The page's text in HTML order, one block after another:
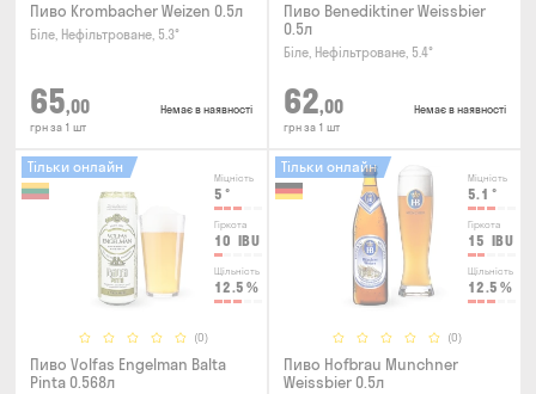
Пиво Krombacher Weizen 0.5л
Біле, Нефільтроване, 5.3°
65,00
грн за 1 шт
Немає в наявності
Пиво Benediktiner Weissbier
0.5л
Біле, Нефільтроване, 5.4°
62,00
грн за 1 шт
Немає в наявності
Міцність
5 °
Гіркота
10 IBU
Щільність
12.5 %
(0)
Тільки онлайн
Пиво Volfas Engelman Balta
Pinta 0.568л
Міцність
5.1 °
Гіркота
15 IBU
Щільність
12.5 %
(0)
Тільки онлайн
Пиво Hofbrau Munchner
Weissbier 0.5л